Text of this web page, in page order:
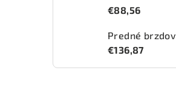
€88,56
€136,87